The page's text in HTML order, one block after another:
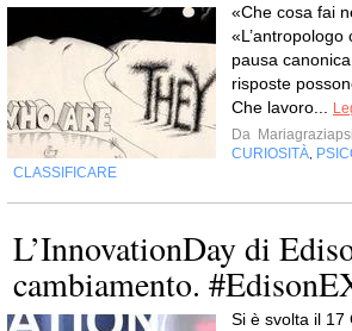
«Che cosa fai
pausa
risposte
Che lavoro...
Da Mariagraziapsi
CURIOSITÀ
CLASSIFICARE
L’InnovationDay di
cambiamento.
Si è svolta il 17